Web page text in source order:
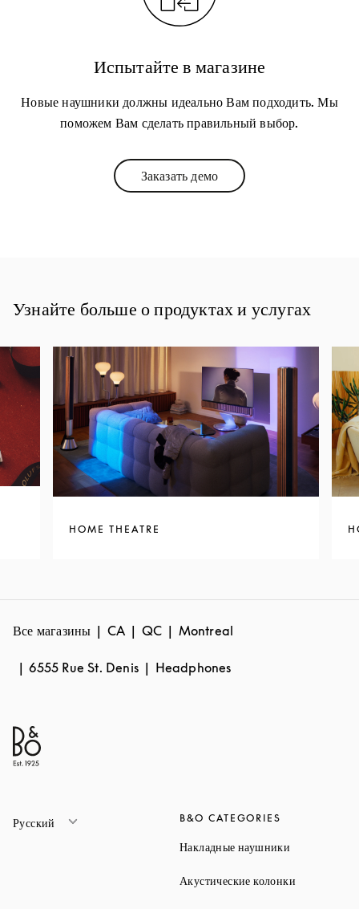
Испытайте в магазине
Новые наушники должны идеально Вам подходить. Мы
поможем Вам сделать правильный выбор.
Заказать демоLink Opens in New Tab
Узнайте больше о продуктах и услугах
HOME THEATRE
Все магазины CA QC Montreal
6555 Rue St. Denis Headphones
Русский B&O CATEGORIES
Накладные наушники
Акустические колонки